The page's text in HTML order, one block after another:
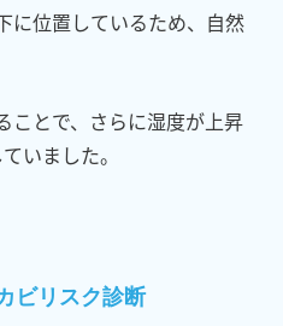
に位置しているため、自然
ことで、さらに湿度が上昇
いました​​。
ビリスク診断